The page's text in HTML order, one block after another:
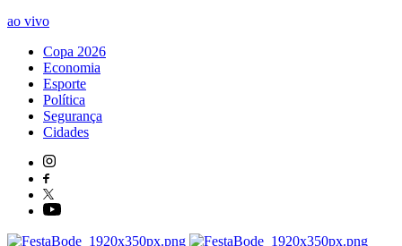
ao vivo
Copa 2026
Economia
Esporte
Política
Segurança
Cidades